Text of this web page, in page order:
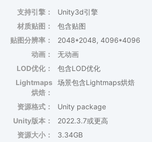
支持引擎：
Unity3d引擎
材质贴图：
包含贴图
贴图分辨率：
2048*2048, 4096*4096
动画：
无动画
LOD优化：
包含LOD优化
Lightmaps
烘焙：
场景包含Lightmaps烘焙
资源格式：
Unity package
Unity版本：
2022.3.7或更高
资源大小：
3.34GB